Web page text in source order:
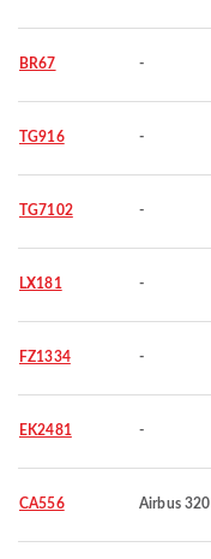
BR67 -
TG916 -
TG7102 -
LX181 -
FZ1334 -
EK2481 -
CA556 Airbus 320